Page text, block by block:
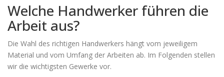
Welche Handwerker führen die
Arbeit aus?
Die Wahl des richtigen Handwerkers hängt vom jeweiligem
Material und vom Umfang der Arbeiten ab. Im Folgenden stellen
wir die wichtigsten Gewerke vor.